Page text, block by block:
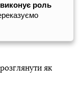
виконує роль
як